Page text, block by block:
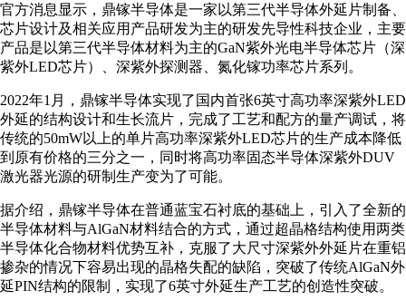
官方消息显示，鼎镓半导体是一家以第三代半导体外延片制备、
芯片设计及相关应用产品研发为主的研发先导性科技企业，主要
产品是以第三代半导体材料为主的GaN紫外光电半导体芯片（深
紫外LED芯片）、深紫外探测器、氮化镓功率芯片系列。
2022年1月，鼎镓半导体实现了国内首张6英寸高功率深紫外LED
外延的结构设计和生长流片，完成了工艺和配方的量产调试，将
传统的50mW以上的单片高功率深紫外LED芯片的生产成本降低
到原有价格的三分之一，同时将高功率固态半导体深紫外DUV
激光器光源的研制生产变为了可能。
据介绍，鼎镓半导体在普通蓝宝石衬底的基础上，引入了全新的
半导体材料与AlGaN材料结合的方式，通过超晶格结构使用两类
半导体化合物材料优势互补，克服了大尺寸深紫外外延片在重铝
掺杂的情况下容易出现的晶格失配的缺陷，突破了传统AlGaN外
延PIN结构的限制，实现了6英寸外延生产工艺的创造性突破。